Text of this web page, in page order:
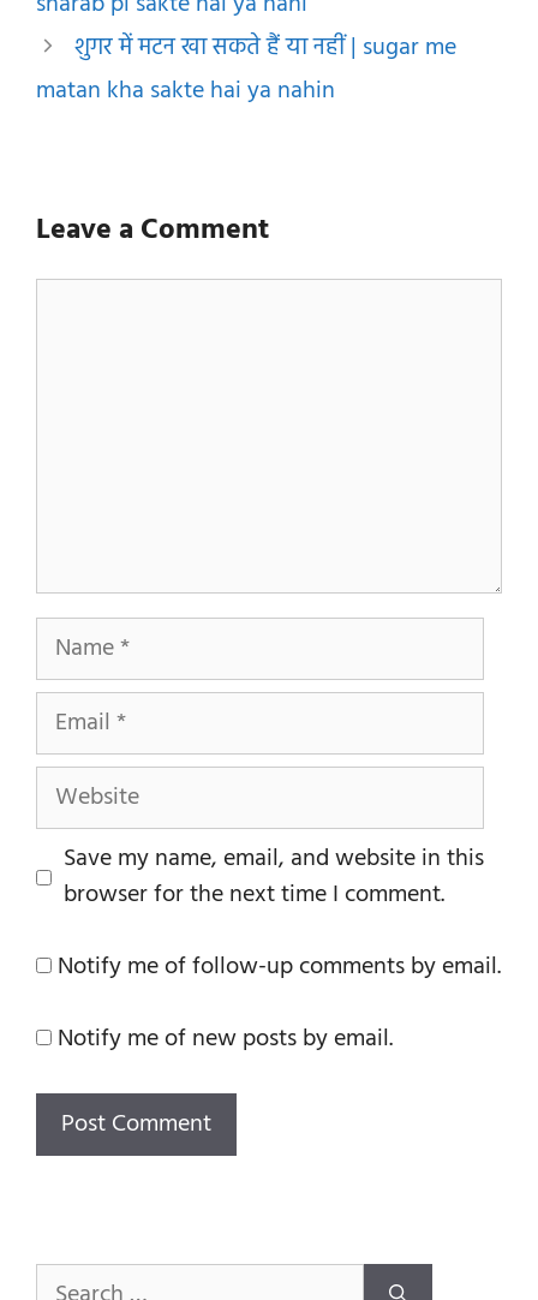
शुगर में मटन खा सकते हैं या नहीं | sugar me
matan kha sakte hai ya nahin
Leave a Comment
Name
Email
Website
Save my name, email, and website in this
browser for the next time I comment.
Notify me of follow-up comments by email.
Notify me of new posts by email.
Search